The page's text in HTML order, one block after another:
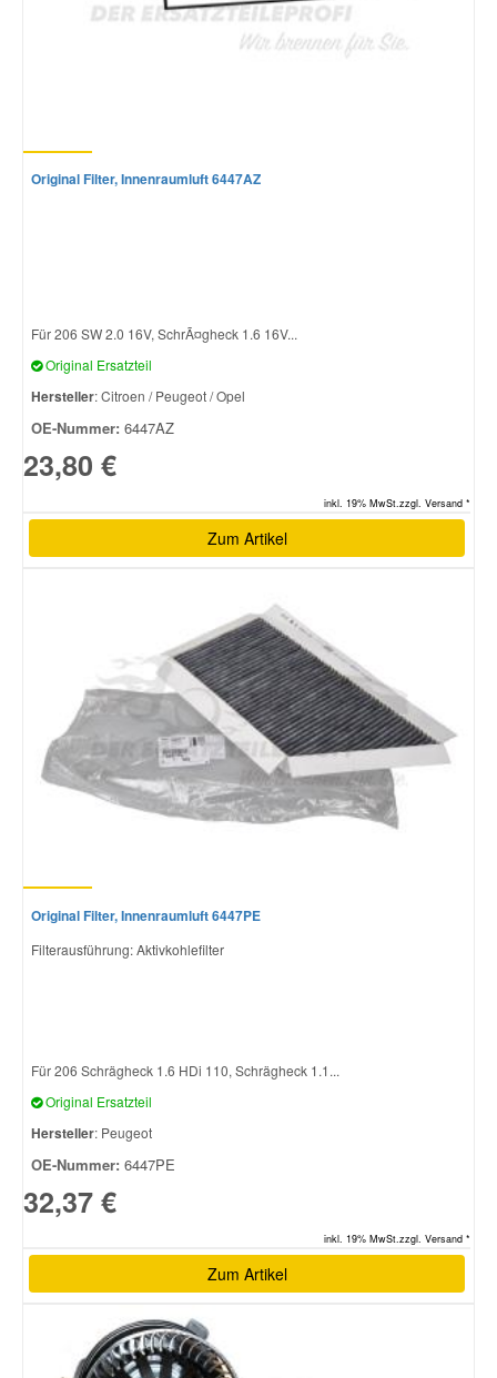
Original Filter, Innenraumluft 6447AZ
Für 206 SW 2.0 16V, SchrÃ¤gheck 1.6 16V...
Original Ersatzteil
Hersteller: Citroen / Peugeot / Opel
OE-Nummer: 6447AZ
23,80 €
inkl. 19% MwSt.zzgl. Versand *
Zum Artikel
Original Filter, Innenraumluft 6447PE
Filterausführung: Aktivkohlefilter
Für 206 Schrägheck 1.6 HDi 110, Schrägheck 1.1...
Original Ersatzteil
Hersteller: Peugeot
OE-Nummer: 6447PE
32,37 €
inkl. 19% MwSt.zzgl. Versand *
Zum Artikel